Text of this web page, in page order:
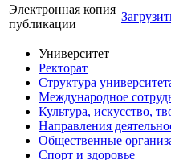
Электронная копия
публикации
Университет
Ректорат
Структура
Международное
Культура, искусство,
Направления
Общественные
Спорт и здоровье